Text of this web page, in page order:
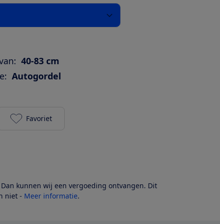
40-83 cm
Autogordel
Britax Römer Baby-Safe Core toevoegen aan je
Favoriet
kunnen wij een vergoeding ontvangen. Dit
niet - Meer informatie.